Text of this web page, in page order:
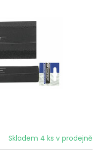
Skladem 4 ks v prodejně